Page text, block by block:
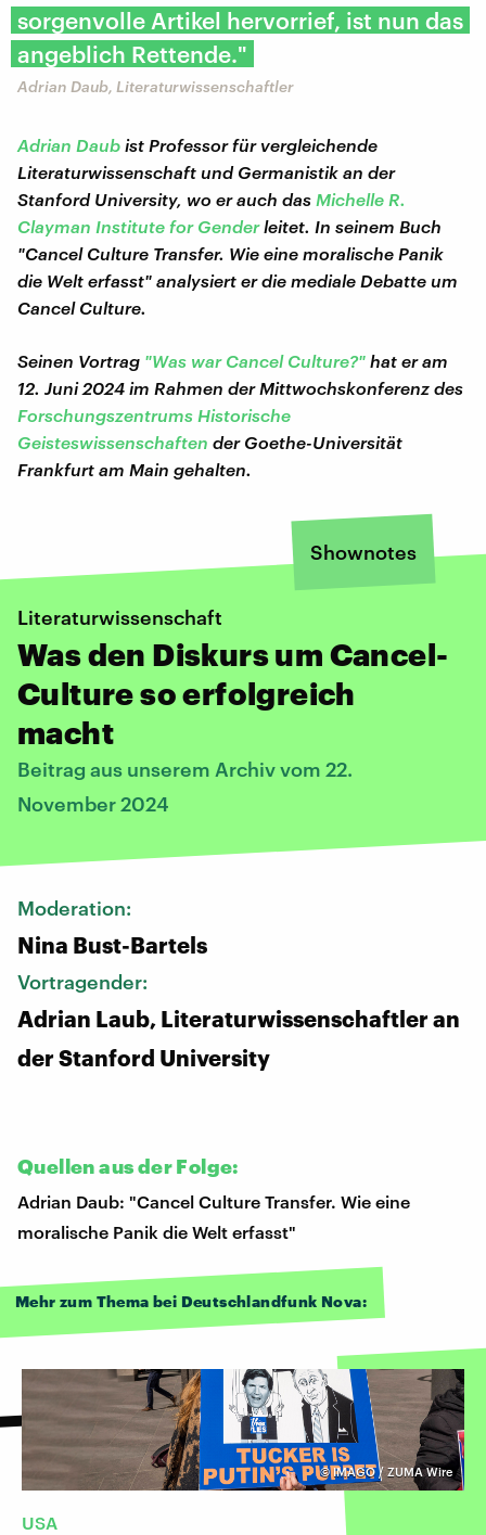
sorgenvolle Artikel hervorrief, ist nun das
angeblich Rettende."
Adrian Daub, Literaturwissenschaftler
Adrian Daub ist Professor für vergleichende
Literaturwissenschaft und Germanistik an der
Stanford University, wo er auch das Michelle R.
Clayman Institute for Genderleitet. In seinem Buch
"Cancel Culture Transfer. Wie eine moralische Panik
die Welt erfasst" analysiert er die mediale Debatte um
Cancel Culture.
Seinen Vortrag "Was war Cancel Culture?" hat er am
12. Juni 2024 im Rahmen der Mittwochskonferenz des
Forschungszentrums Historische
Geisteswissenschaften der Goethe-Universität
Frankfurt am Main gehalten.
Shownotes
Literaturwissenschaft
Was den Diskurs um Cancel-
Culture so erfolgreich
macht
Beitrag aus unserem Archiv vom 22.
November 2024
Moderation:
Nina Bust-Bartels
Vortragender:
Adrian Laub, Literaturwissenschaftler an
der Stanford University
Quellen aus der Folge:
Adrian Daub: "Cancel Culture Transfer. Wie eine
moralische Panik die Welt erfasst"
Mehr zum Thema bei Deutschlandfunk Nova:
©IMAGO / ZUMA Wire
USA